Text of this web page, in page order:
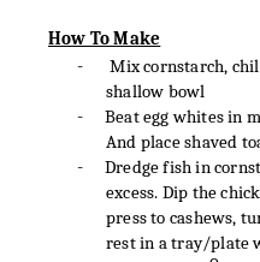
How To Make
-
Mix cornstarch,
shallow bowl
-
Beat egg whites in
And place shaved
-
Dredge fish in
excess. Dip the
press to cashews,
rest in a tray/plate